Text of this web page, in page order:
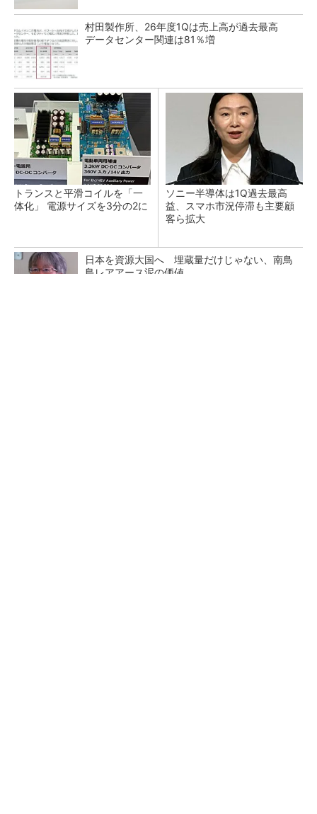
村田製作所、26年度1Qは売上高が過去最高
データセンター関連は81％増
トランスと平滑コイルを「一
体化」 電源サイズを3分の2に
ソニー半導体は1Q過去最高
益、スマホ市況停滞も主要顧
客ら拡大
日本を資源大国へ 埋蔵量だけじゃない、南鳥
島レアアース泥の価値